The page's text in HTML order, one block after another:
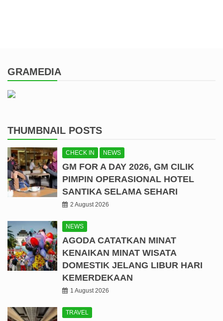
GRAMEDIA
THUMBNAIL POSTS
CHECK IN NEWS
GM FOR A DAY 2026, GM CILIK
PIMPIN OPERASIONAL HOTEL
SANTIKA SELAMA SEHARI
2 August 2026
NEWS
AGODA CATATKAN MINAT
KENAIKAN MINAT WISATA
DOMESTIK JELANG LIBUR HARI
KEMERDEKAAN
1 August 2026
TRAVEL